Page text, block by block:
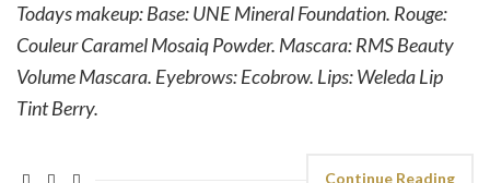
Todays makeup: Base: UNE Mineral Foundation. Rouge:
Couleur Caramel Mosaiq Powder. Mascara: RMS Beauty
Volume Mascara. Eyebrows: Ecobrow. Lips: Weleda Lip
Tint Berry.
Continue Reading